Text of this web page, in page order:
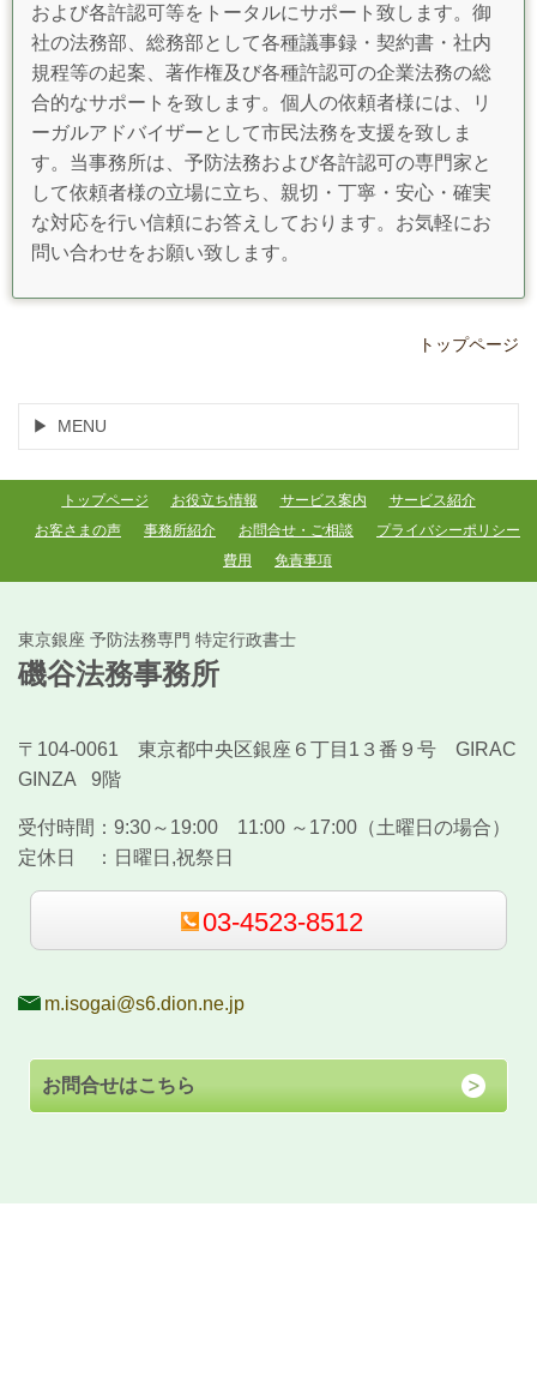
および各許認可等をトータルにサポート致します。御
社の法務部、総務部として各種議事録・契約書・社内
規程等の起案、著作権及び各種許認可の企業法務の総
合的なサポートを致します。個人の依頼者様には、リ
ーガルアドバイザーとして市民法務を支援を致しま
す。当事務所は、予防法務および各許認可の専門家と
して依頼者様の立場に立ち、親切・丁寧・安心・確実
な対応を行い信頼にお答えしております。お気軽にお
問い合わせをお願い致します。
トップページ
MENU
トップページ お役立ち情報 サービス案内
サービス紹介
お客さまの声
事務所紹介 お問合せ・ご相談
プライバシーポリシー
費用
免責事項
東京銀座 予防法務専門 特定行政書士
磯谷法務事務所
〒104-0061 東京都中央区銀座６丁目1３番９号 GIRAC
GINZA 9階
受付時間： 9:30～19:00 11:00 ～17:00（土曜日の場合）
定休日 ： 日曜日,祝祭日
03-4523-8512
m.isogai@s6.dion.ne.jp
お問合せはこちら